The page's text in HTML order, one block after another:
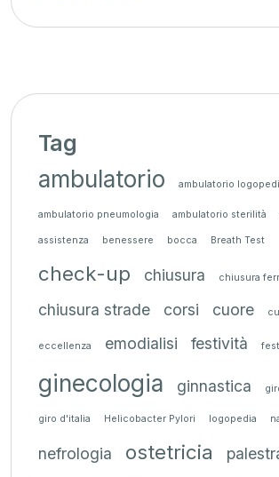
Tag
ambulatorio ambulatorio
ambulatorio pneumologia ambulatorio sterilità
assistenza benessere bocca Breath Test
check-up chiusura chiusura
chiusura strade corsi cuore
eccellenza emodialisi festività
ginecologia ginnastica
giro d'italia Helicobacter Pylori logopedia
nefrologia ostetricia